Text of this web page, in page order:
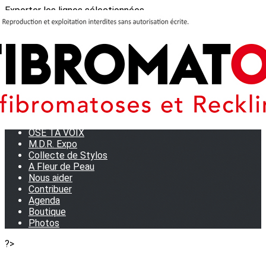
Exporter les lignes sélectionnées
Exporter toutes les colonnes
Journées Partage 2026 - La Rochelle
Les manifestations
OSE TA VOIX
M.D.R. Expo
Collecte de Stylos
A Fleur de Peau
Nous aider
Contribuer
Agenda
Boutique
Photos
?>